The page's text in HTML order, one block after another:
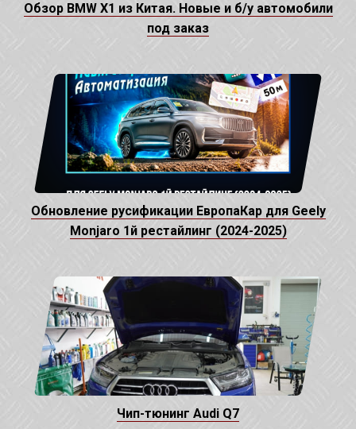
Обзор BMW X1 из Китая. Новые и б/у автомобили
под заказ
Обновление русификации ЕвропаКар для Geely
Monjaro 1й рестайлинг (2024-2025)
Чип-тюнинг Audi Q7